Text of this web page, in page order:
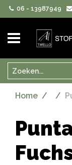
06 - 13987949
Zoeken
Home